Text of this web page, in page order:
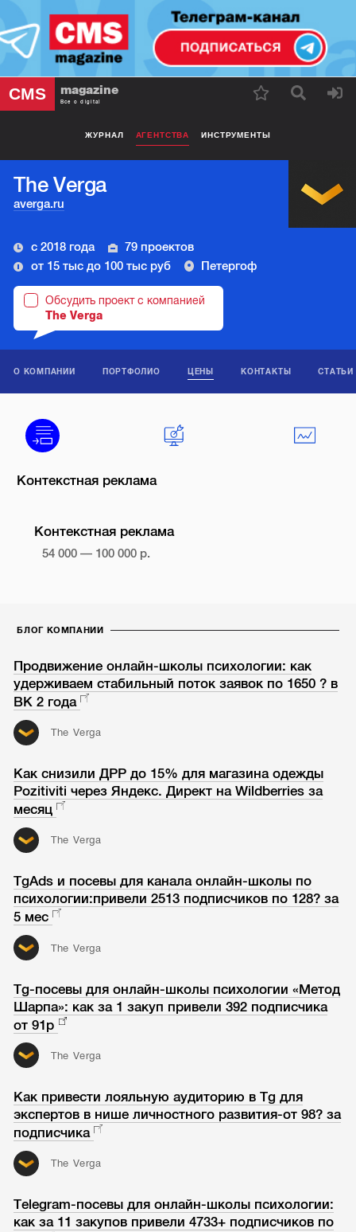
CMS magazine
Все о digital
ЖУРНАЛ АГЕНТСТВА ИНСТРУМЕНТЫ
The Verga
averga.ru
с 2018 года
79 проектов
от 15 тыс до 100 тыс руб
Петергоф
Обсудить проект с компанией
The Verga
О КОМПАНИИ ПОРТФОЛИО ЦЕНЫ КОНТАКТЫ СТАТЬИ
Контекстная реклама
Контекстная реклама
54 000 — 100 000 р.
БЛОГ КОМПАНИИ
Продвижение онлайн-школы психологии: как
удерживаем стабильный поток заявок по 1650 ? в
ВК 2 года
The Verga
Как снизили ДРР до 15% для магазина одежды
Pozitiviti через Яндекс. Директ на Wildberries за
месяц
The Verga
TgAds и посевы для канала онлайн-школы по
психологии:привели 2513 подписчиков по 128? за
5 мес
The Verga
Tg-посевы для онлайн-школы психологии «Метод
Шарпа»: как за 1 закуп привели 392 подписчика
от 91р
The Verga
Как привести лояльную аудиторию в Tg для
экспертов в нише личностного развития-от 98? за
подписчика
The Verga
Telegram-посевы для онлайн-школы психологии:
как за 11 закупов привели 4733+ подписчиков по